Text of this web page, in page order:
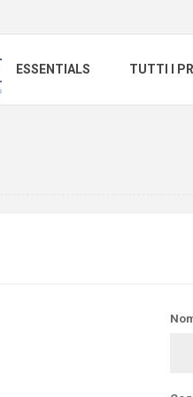
ESSENTIALS TUTTI I